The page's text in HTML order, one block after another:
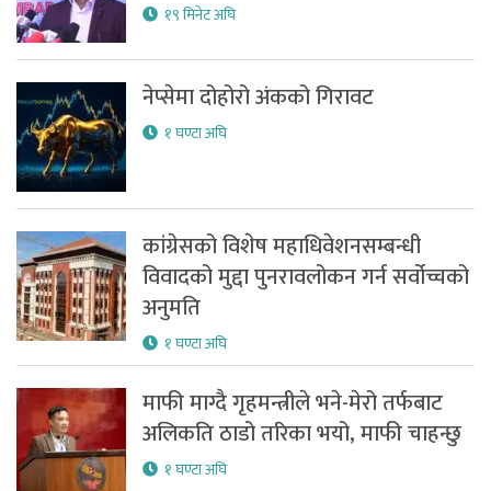
१९ मिनेट अघि
नेप्सेमा दोहोरो अंकको गिरावट
१ घण्टा अघि
कांग्रेसको विशेष महाधिवेशनसम्बन्धी
विवादको मुद्दा पुनरावलोकन गर्न सर्वोच्चको
अनुमति
१ घण्टा अघि
माफी माग्दै गृहमन्त्रीले भने-मेरो तर्फबाट
अलिकति ठाडो तरिका भयो, माफी चाहन्छु
१ घण्टा अघि